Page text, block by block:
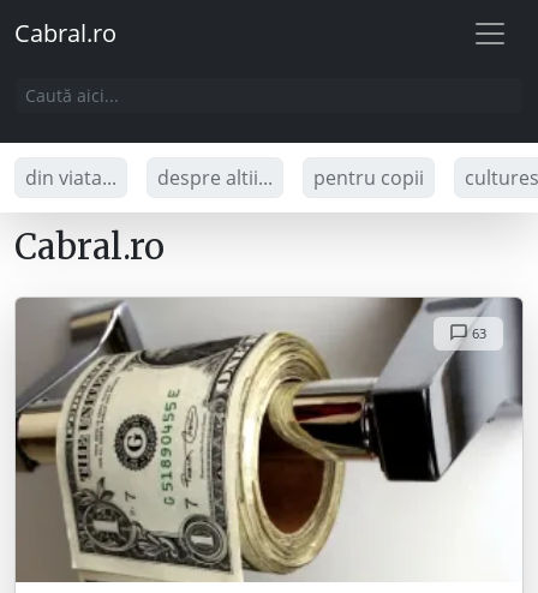
Cabral.ro
din viata... despre altii... pentru copii
Cabral.ro
63